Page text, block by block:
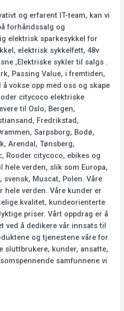
og erfarent IT-team, kan vi
forhåndssalg og
elektrisk sparkesykkel for
elektrisk sykkelfett, 48v
,Elektriske sykler til salgs .
Passing Value, i fremtiden,
vokse opp med oss og skape
citycoco elektriske
til Oslo, Bergen,
Fredrikstad,
Sarpsborg, Bodø,
Arendal, Tønsberg,
Rooder citycoco, ebikes og
hele verden, slik som Europa,
Muscat, Polen. Våre
hele verden. Våre kunder er
kvalitet, kundeorienterte
priser. Vårt oppdrag er å
ved å dedikere vår innsats til
og tjenestene våre for
sluttbrukere, kunder, ansatte,
samfunnene vi